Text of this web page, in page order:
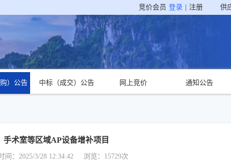
竞价会员 登录 注册 供
）公告 中标（成交）公告 网上竞价 通知公告
手术室等区域AP设备增补项目
间：2025/3/28 12:34:42 浏览：15729次